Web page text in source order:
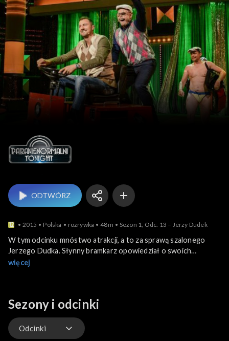
Paranienormalni Tonight
ODTWÓRZ
2015 Polska rozrywka 48m Sezon 1, Odc. 13 – Jerzy Dudek
W tym odcinku mnóstwo atrakcji, a to za sprawą szalonego
Jerzego Dudka. Słynny bramkarz opowiedział o swoich
marzeniach i karierze od Knurowa po Real Madryt. Po raz
więcej
Sezony i odcinki
Odcinki